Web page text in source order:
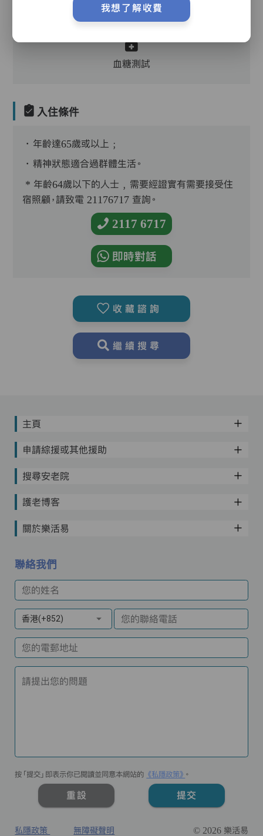
護理評估、執藥、核派藥、量度生命表徵、協助沐
浴、餵飯、換尿片
血糖測試
入住條件
．年齡達65歲或以上﹔
．精神狀態適合過群體生活。
* 年齡64歲以下的人士﹐需要經證實有需要接受住
宿照顧，請致電 21176717 查詢。
2117 6717
即時對話
收藏諮詢
繼續搜尋
主頁
申請綜援或其他援助
搜尋安老院
護老博客
關於樂活易
聯絡我們
您的姓名
香港(+852) 您的聯絡電話
您的電郵地址
請提出您的問題
按「提交」即表示你已閱讀並同意本網站的 《私隱政策》 。
重設 提交
私隱政策 無障礙聲明 © 2026 樂活易
我想了解收費